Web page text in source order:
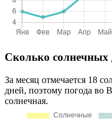
Сколько солнечных
За месяц отмечается 18
дней, поэтому погода во
солнечная.